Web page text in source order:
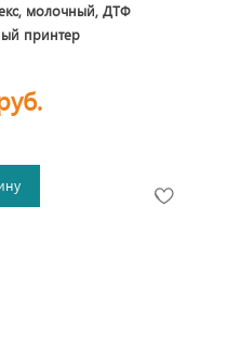
молочный, ДТФ
принтер